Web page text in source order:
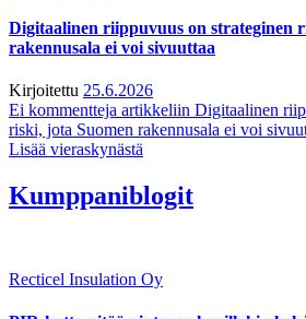
Digitaalinen riippuvuus on strateginen
rakennusala ei voi sivuuttaa
Kirjoitettu 25.6.2026
Ei kommentteja artikkeliin Digitaalinen
riski, jota Suomen rakennusala ei voi
Lisää vieraskynästä
Kumppaniblogit
Recticel Insulation Oy